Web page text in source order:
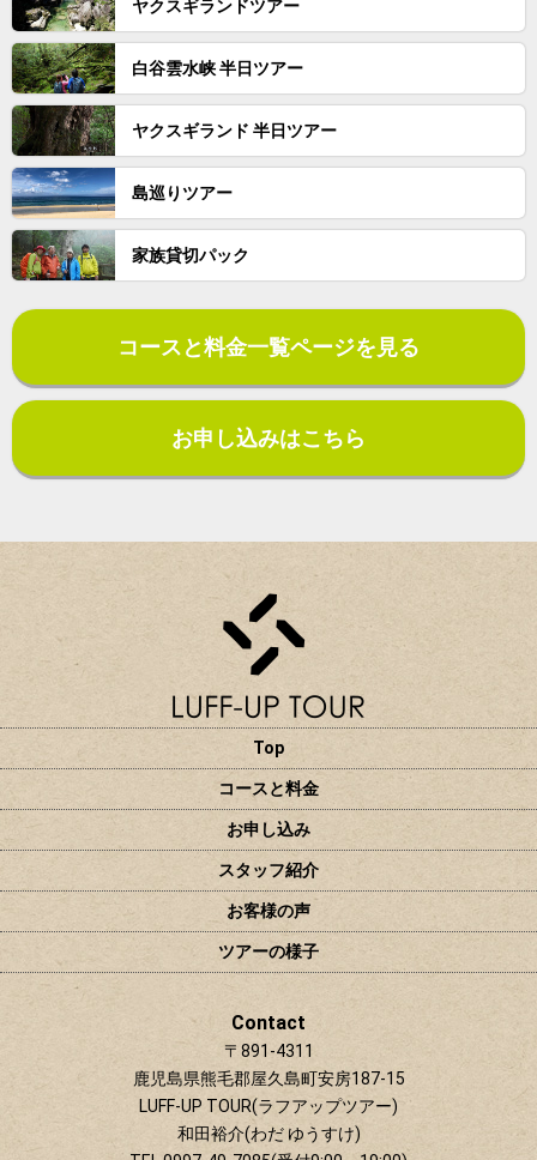
ヤクスギランドツアー
白谷雲水峡 半日ツアー
ヤクスギランド 半日ツアー
島巡りツアー
家族貸切パック
コースと料金一覧ページを見る
お申し込みはこちら
Top
コースと料金
お申し込み
スタッフ紹介
お客様の声
ツアーの様子
Contact
〒891-4311
鹿児島県熊毛郡屋久島町安房187-15
LUFF-UP TOUR(ラフアップツアー)
和田裕介(わだ ゆうすけ)